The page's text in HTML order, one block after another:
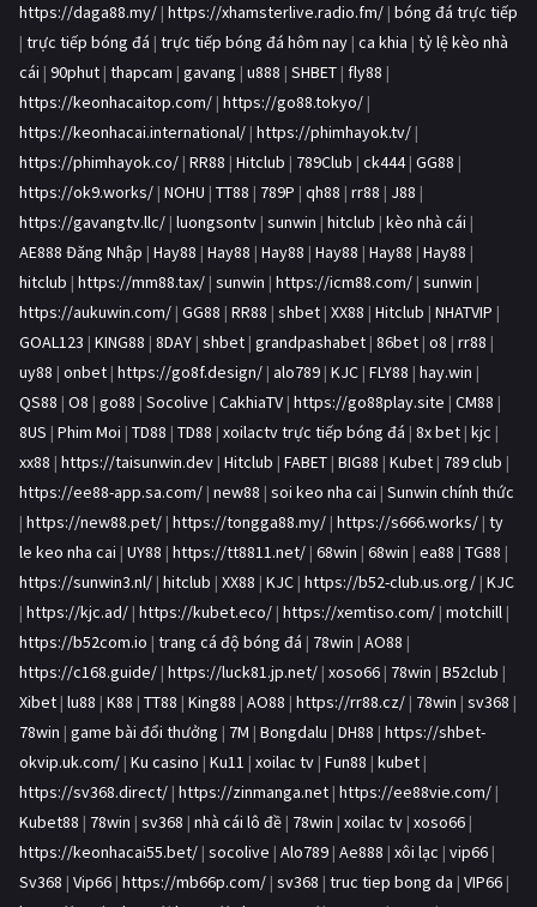
https://daga88.my/ | https://xhamsterlive.radio.fm/ | bóng đá trực tiếp
| trực tiếp bóng đá | trực tiếp bóng đá hôm nay | ca khia | tỷ lệ kèo nhà
cái | 90phut | thapcam | gavang | u888 | SHBET | fly88 |
https://keonhacaitop.com/ | https://go88.tokyo/ |
https://keonhacai.international/ | https://phimhayok.tv/ |
https://phimhayok.co/ | RR88 | Hitclub | 789Club | ck444| GG88 |
https://ok9.works/ | NOHU | TT88 | 789P | qh88 | rr88 | J88 |
https://gavangtv.llc/ | luongsontv | sunwin | hitclub | kèo nhà cái |
AE888 Đăng Nhập | Hay88 | Hay88 | Hay88 | Hay88 | Hay88 | Hay88 |
hitclub | https://mm88.tax/ | sunwin | https://icm88.com/ | sunwin |
https://aukuwin.com/ | GG88 | RR88 | shbet | XX88 | Hitclub | NHATVIP |
GOAL123 | KING88 | 8DAY | shbet | grandpashabet | 86bet | o8 | rr88 |
uy88 | onbet | https://go8f.design/ | alo789 | KJC | FLY88 | hay.win |
QS88 | O8 | go88 | Socolive | CakhiaTV | https://go88play.site | CM88 |
8US | Phim Moi | TD88 | TD88 | xoilactv trực tiếp bóng đá | 8x bet | kjc |
xx88 | https://taisunwin.dev | Hitclub | FABET | BIG88 | Kubet | 789 club |
https://ee88-app.sa.com/ | new88 | soi keo nha cai | Sunwin chính thức
| https://new88.pet/ | https://tongga88.my/ | https://s666.works/ | ty
le keo nha cai | UY88 | https://tt8811.net/ | 68win | 68win | ea88 | TG88 |
https://sunwin3.nl/ | hitclub | XX88 | KJC | https://b52-club.us.org/ | KJC
| https://kjc.ad/ | https://kubet.eco/ | https://xemtiso.com/ | motchill |
https://b52com.io | trang cá độ bóng đá | 78win | AO88 |
https://c168.guide/ | https://luck81.jp.net/ | xoso66 | 78win | B52club |
Xibet | lu88 | K88 | TT88 | King88 | AO88 | https://rr88.cz/ | 78win | sv368 |
78win | game bài đổi thưởng | 7M | Bongdalu | DH88 | https://shbet-
okvip.uk.com/ | Ku casino | Ku11 | xoilac tv | Fun88 | kubet |
https://sv368.direct/ | https://zinmanga.net | https://ee88vie.com/ |
Kubet88 | 78win | sv368 | nhà cái lô đề | 78win | xoilac tv | xoso66 |
https://keonhacai55.bet/ | socolive | Alo789 | Ae888 | xôi lạc | vip66 |
Sv368 | Vip66 | https://mb66p.com/ | sv368 | truc tiep bong da | VIP66 |